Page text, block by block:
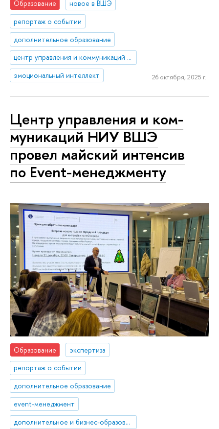
Образование
новое в ВШЭ
репортаж о событии
дополнительное образование
центр управления и коммуникаций НИУ ВШЭ
эмоциональный интеллект
26 октября, 2025 г.
Центр управления и ком­
му­ни­ка­ций НИУ ВШЭ
провел майский интенсив
по Event-менеджменту
Образование
экспертиза
репортаж о событии
дополнительное образование
event-менеджмент
дополнительное и бизнес-образование